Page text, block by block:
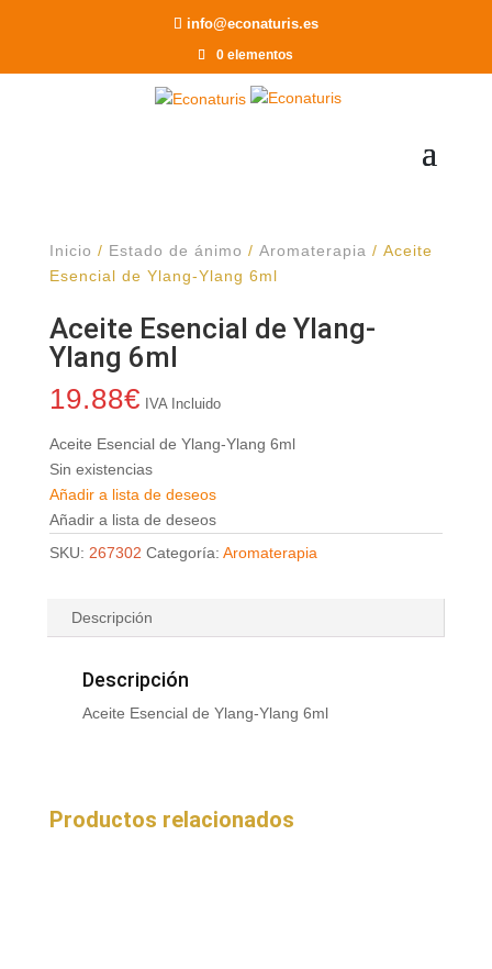
info@econaturis.es
0 elementos
Inicio / Estado de ánimo / Aromaterapia / Aceite
Esencial de Ylang-Ylang 6ml
Aceite Esencial de Ylang-
Ylang 6ml
19.88€ IVA Incluido
Aceite Esencial de Ylang-Ylang 6ml
Sin existencias
Añadir a lista de deseos
Añadir a lista de deseos
SKU: 267302 Categoría: Aromaterapia
Descripción
Descripción
Aceite Esencial de Ylang-Ylang 6ml
Productos relacionados